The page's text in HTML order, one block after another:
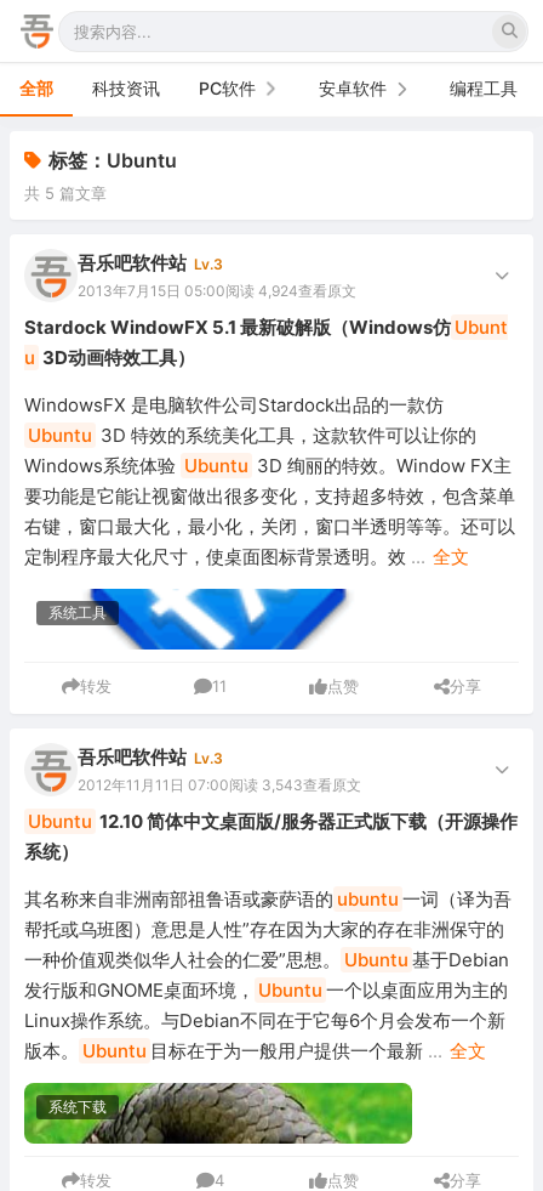
全部 科技资讯 PC软件
办公软件
网络软件
图形图像
游戏娱乐
安全防御
系统下载
系统工具
安卓软件
手机软件
电视软件
车机软件
编程工具
标签：Ubuntu
共 5 篇文章
吾乐吧软件站 Lv.3
2013年7月15日 05:00阅读 4,924查看原文
Stardock WindowFX 5.1 最新破解版（Windows仿 Ubunt
u 3D动画特效工具）
WindowsFX 是电脑软件公司Stardock出品的一款仿
Ubuntu 3D 特效的系统美化工具，这款软件可以让你的
Windows系统体验 Ubuntu 3D 绚丽的特效。Window FX主
要功能是它能让视窗做出很多变化，支持超多特效，包含菜单
右键，窗口最大化，最小化，关闭，窗口半透明等等。还可以
定制程序最大化尺寸，使桌面图标背景透明。效 ... 全文
系统工具
转发 11 点赞 分享
吾乐吧软件站 Lv.3
2012年11月11日 07:00阅读 3,543查看原文
Ubuntu 12.10 简体中文桌面版/服务器正式版下载（开源操作
系统）
其名称来自非洲南部祖鲁语或豪萨语的 ubuntu 一词（译为吾
帮托或乌班图）意思是人性”存在因为大家的存在非洲保守的
一种价值观类似华人社会的仁爱”思想。
Ubuntu 基于Debian
发行版和GNOME桌面环境， Ubuntu 一个以桌面应用为主的
Linux操作系统。与Debian不同在于它每6个月会发布一个新
版本。
Ubuntu 目标在于为一般用户提供一个最新 ... 全文
系统下载
转发 4 点赞 分享